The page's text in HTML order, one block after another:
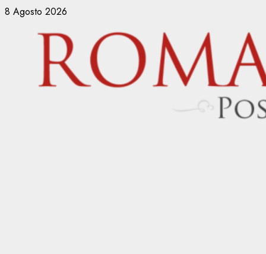
Vai
contenuto
8 Agosto 2026